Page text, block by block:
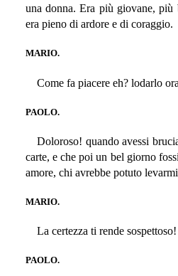
una donna. Era più giovane, più
era pieno di ardore e di coraggio.
MARIO.
Come fa piacere eh? lodarlo
PAOLO.
Doloroso! quando avessi
carte, e che poi un bel giorno
amore, chi avrebbe potuto
MARIO.
La certezza ti rende sospettoso!
PAOLO.